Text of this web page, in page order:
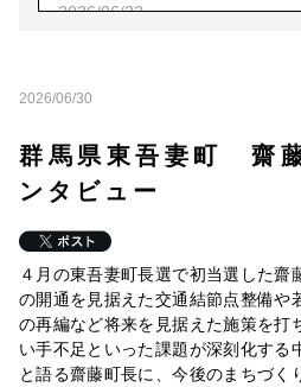
2026/06/22
2026/06/17
長／国民へ「木の力」示す
2026/06/13
群馬県草津町 新町長へ建設関
2026/06/11
教育訓練センター 大木勇雄会
2026/06/10
茨建協大子支部新支部長イン
／ひと
2026/06/30
群馬県東吾妻町 齋
ンタビュー
４月の東吾妻町長選で初当選した齋
の開通を見据えた交通結節点整備や
の再編など将来を見据えた施策を打
い手不足といった課題が深刻化する
と語る齋藤町長に、今後のまちづく